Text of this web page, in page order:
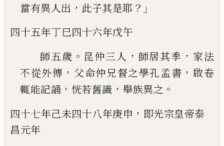
當有異人出 ， 此子其是耶 ？」
四十五年丁巳四十六年戊午
師五歲 。 昆仲三人 ， 師居其季 ， 家法
不從外傳 ， 父命仲兄督之學孔孟書 ， 啟卷
輒能記誦 ， 恍若舊識 ， 舉族異之 。
四十七年己未四十八年庚申 ， 即光宗皇帝泰
昌元年